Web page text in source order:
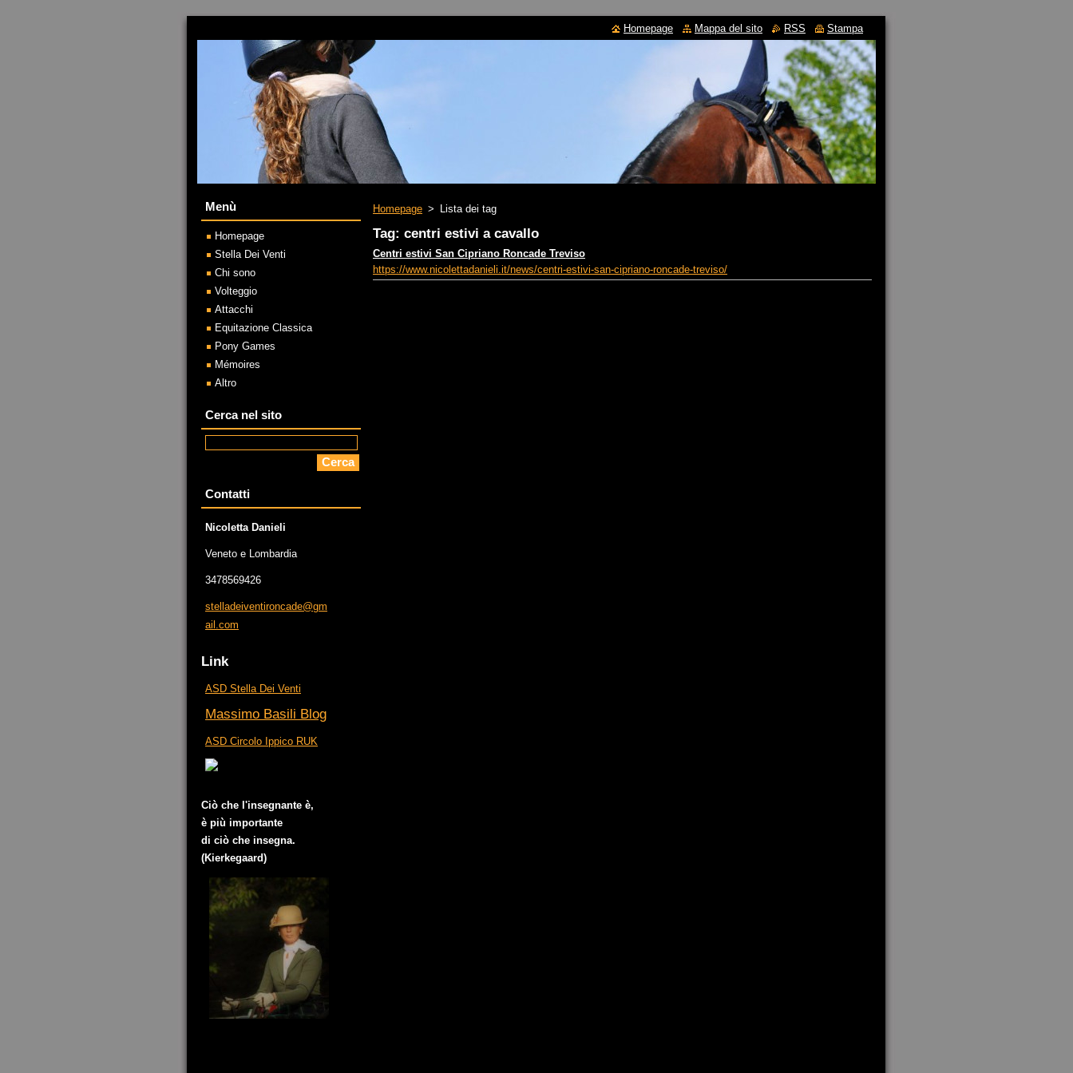
Homepage > Lista dei tag
Tag: centri estivi a cavallo
Centri estivi San Cipriano Roncade Treviso
https://www.nicolettadanieli.it/news/centri-estivi-san-cipriano-roncade-treviso/
Menù
Homepage
Stella Dei Venti
Chi sono
Volteggio
Attacchi
Equitazione Classica
Pony Games
Mémoires
Altro
Cerca nel sito
Contatti
Nicoletta Danieli
Veneto e Lombardia
3478569426
stelladeiventironcade@gm
ail.com
Link
ASD Stella Dei Venti
Massimo Basili Blog
ASD Circolo Ippico RUK
Ciò che l'insegnante è,
è più importante
di ciò che insegna.
(Kierkegaard)
Homepage Mappa del sito RSS Stampa